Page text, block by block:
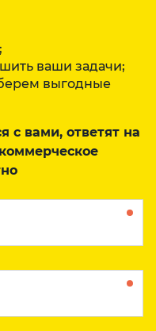
ваши задачи;
выгодные
вами, ответят на